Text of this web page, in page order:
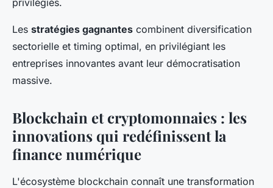
Les stratégies gagnantes combinent diversification
sectorielle et timing optimal, en privilégiant les
entreprises innovantes avant leur démocratisation
massive.
Blockchain et cryptomonnaies : les
innovations qui redéfinissent la
finance numérique
L'écosystème blockchain connaît une transformation